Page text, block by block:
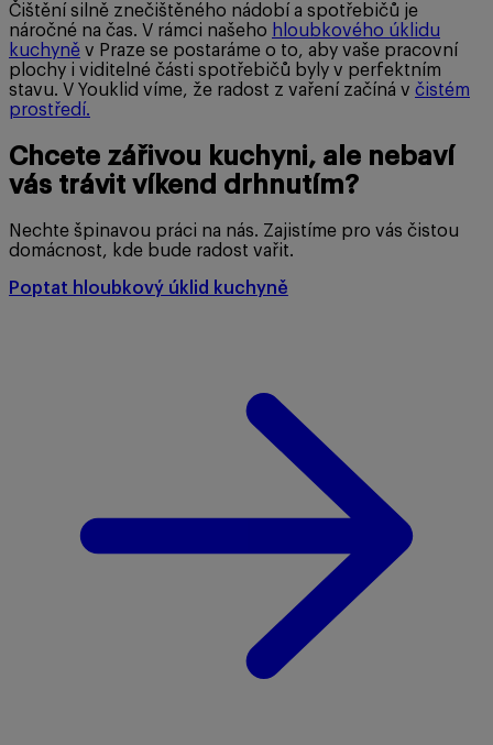
Čištění silně znečištěného nádobí a spotřebičů je
náročné na čas. V rámci našeho hloubkového úklidu
kuchyně v Praze se postaráme o to, aby vaše pracovní
plochy i viditelné části spotřebičů byly v perfektním
stavu. V Youklid víme, že radost z vaření začíná v čistém
prostředí.
Chcete zářivou kuchyni, ale nebaví
vás trávit víkend drhnutím?
Nechte špinavou práci na nás. Zajistíme pro vás čistou
domácnost, kde bude radost vařit.
Poptat hloubkový úklid kuchyně